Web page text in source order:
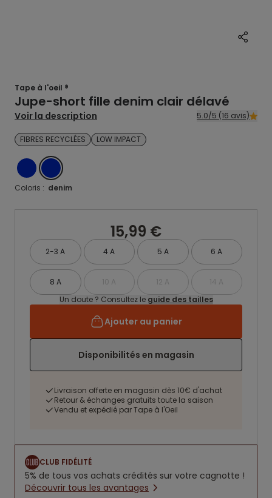
Tape à l'oeil ®
Jupe-short fille denim clair délavé
Voir la description 5.0/5 (16 avis)
FIBRES RECYCLÉES LOW IMPACT
DENIMDENIM
Coloris : denim
15,99 €
2-3 A 4 A 5 A 6 A
8 A 10 A 12 A
14 A
Un doute ? Consultez le guide des tailles
Ajouter au panier
Disponibilités en magasin
Livraison offerte en magasin dès 10€ d'achat
Retour & échanges gratuits toute la saison
Vendu et expédié par Tape à l'Oeil
CLUB FIDÉLITÉ
5% de tous vos achats crédités sur votre cagnotte !
Découvrir tous les avantages